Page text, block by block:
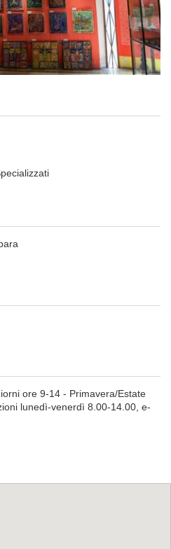
ore 9-14 - Primavera/Estate
lunedì-venerdì 8.00-14.00, e-